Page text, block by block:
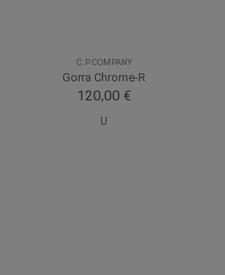
C.P COMPANY
Gorra Chrome-R
120,00 €
U